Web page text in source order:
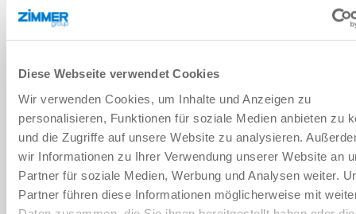
Diese Webseite verwendet Cookies
Wir verwenden Cookies, um Inhalte und Anzeigen zu
personalisieren, Funktionen für soziale Medien anbieten zu
und die Zugriffe auf unsere Website zu analysieren.
wir Informationen zu Ihrer Verwendung unserer Website an
Partner für soziale Medien, Werbung und Analysen weiter.
Partner führen diese Informationen möglicherweise mit
IP54
2개 위치 위치 설정 가능성
선회각 270°